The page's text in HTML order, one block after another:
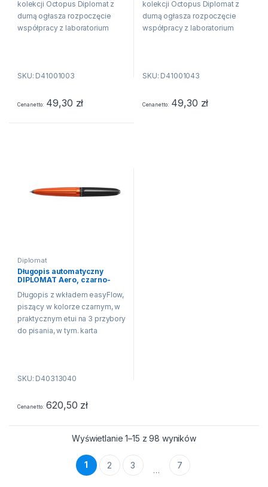
kolekcji Octopus Diplomat z
dumą ogłasza rozpoczęcie
współpracy z laboratorium
atramentu jest tradycją w...
SKU: D41001003
Cena netto 49,30 zł
kolekcji Octopus Diplomat z
dumą ogłasza rozpoczęcie
współpracy z laboratorium
atramentu jest tradycją w...
SKU: D41001043
Cena netto 49,30 zł
Diplomat
Długopis automatyczny
DIPLOMAT Aero, czarno-
Długopis z wkładem easyFlow,
piszący w kolorze czarnym, w
praktycznym etui na 3 przybory
do pisania, w tym. karta
powierzchnią Cały...
SKU: D40313040
Cena netto 620,50 zł
Wyświetlanie 1–15 z 98 wyników
1 2 3 … 7